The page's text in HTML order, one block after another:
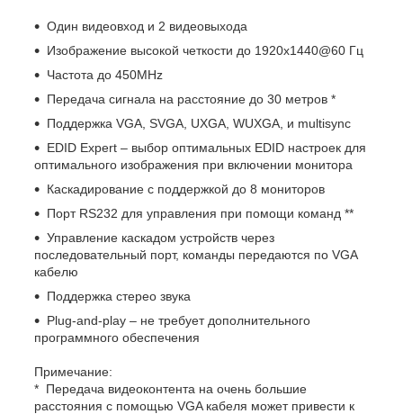
Один видеовход и 2 видеовыхода
Изображение высокой четкости до 1920х1440@60 Гц
Частота до 450MHz
Передача сигнала на расстояние до 30 метров *
Поддержка VGA, SVGA, UXGA, WUXGA, и multisync
EDID Expert – выбор оптимальных EDID настроек для
оптимального изображения при включении монитора
Каскадирование с поддержкой до 8 мониторов
Порт RS232 для управления при помощи команд **
Управление каскадом устройств через
последовательный порт, команды передаются по VGA
кабелю
Поддержка стерео звука
Plug-and-play – не требует дополнительного
программного обеспечения
Примечание:
* Передача видеоконтента на очень большие
расстояния с помощью VGA кабеля может привести к